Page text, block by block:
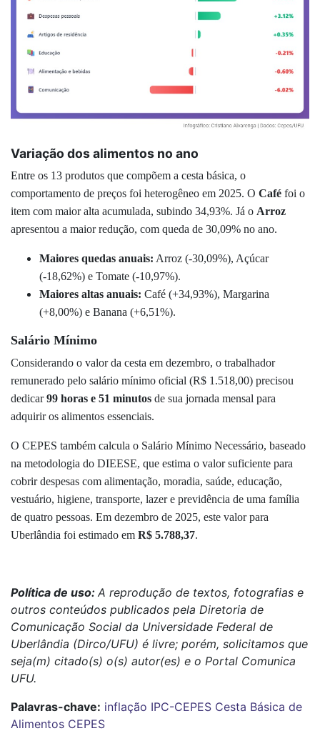
Variação dos alimentos no ano
Entre os 13 produtos que compõem a cesta básica, o
comportamento de preços foi heterogêneo em 2025. O Café foi o
item com maior alta acumulada, subindo 34,93%. Já o Arroz
apresentou a maior redução, com queda de 30,09% no ano.
Maiores quedas anuais: Arroz (-30,09%), Açúcar
(-18,62%) e Tomate (-10,97%).
Maiores altas anuais: Café (+34,93%), Margarina
(+8,00%) e Banana (+6,51%).
Salário Mínimo
Considerando o valor da cesta em dezembro, o trabalhador
remunerado pelo salário mínimo oficial (R$ 1.518,00) precisou
dedicar99 horas e 51 minutos de sua jornada mensal para
adquirir os alimentos essenciais.
O CEPES também calcula o Salário Mínimo Necessário, baseado
na metodologia do DIEESE, que estima o valor suficiente para
cobrir despesas com alimentação, moradia, saúde, educação,
vestuário, higiene, transporte, lazer e previdência de uma família
de quatro pessoas. Em dezembro de 2025, este valor para
Uberlândia foi estimado em R$ 5.788,37.
Política de uso: A reprodução de textos, fotografias e
outros conteúdos publicados pela Diretoria de
Comunicação Social da Universidade Federal de
Uberlândia (Dirco/UFU) é livre; porém, solicitamos que
seja(m) citado(s) o(s) autor(es) e o Portal Comunica
UFU.
Palavras-chave: inflação IPC-CEPES Cesta Básica de
Alimentos CEPES